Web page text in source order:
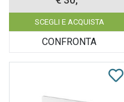
SCEGLI E ACQUISTA
CONFRONTA